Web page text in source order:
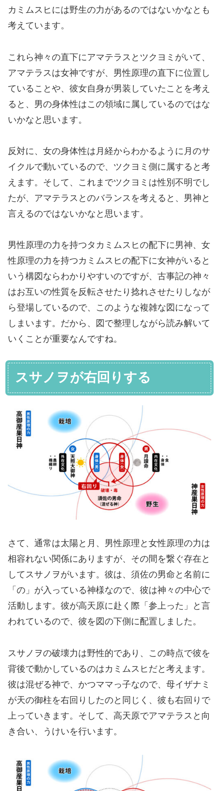
カミムスヒには野生の力があるのではないかなとも
考えています。
これら神々の直下にアマテラスとツクヨミがいて、
アマテラスは女神ですが、男性原理の直下に位置し
ていることや、彼女自身が男装していたことを考え
ると、男の身体性はこの領域に属しているのではな
いかなと思います。
反対に、女の身体性は月経からわかるように月のサ
イクルで動いているので、ツクヨミ側に属すると考
えます。そして、これまでツクヨミは性別不明でし
たが、アマテラスとのバランスを考えると、男神と
言えるのではないかなと思います。
男性原理の力を持つタカミムスヒの配下に男神、女
性原理の力を持つカミムスヒの配下に女神がいると
いう構図ならわかりやすいのですが、古事記の神々
はお互いの性質を反転させたり捻れさせたりしなが
ら登場しているので、このような複雑な図になって
しまいます。だから、図で整理しながら読み解いて
いくことが重要なんですね。
スサノヲが右回りする
さて、通常は太陽と月、男性原理と女性原理の力は
相容れない関係にありますが、その間を繋ぐ存在と
してスサノヲがいます。彼は、須佐の男命と名前に
「の」が入っている神様なので、彼は神々の中心で
活動します。彼が高天原に赴く際「参上った」と言
われているので、彼を図の下側に配置しました。
スサノヲの破壊力は野性的であり、この時点で彼を
背後で動かしているのはカミムスヒだと考えます。
彼は混ぜる神で、かつママっ子なので、母イザナミ
が天の御柱を右回りしたのと同じく、彼も右回りで
上っていきます。そして、高天原でアマテラスと向
き合い、うけいを行います。